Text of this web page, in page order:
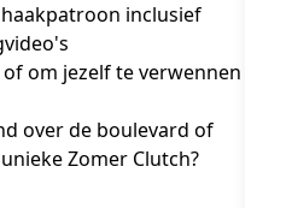
inclusief
om jezelf te verwennen
over de boulevard of
Zomer Clutch?